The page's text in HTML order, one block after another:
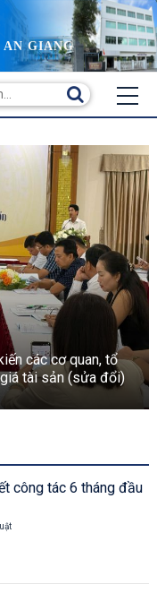
AN GIANG
các cơ quan, tổ
tài sản (sửa đổi)
công tác 6 tháng đầu